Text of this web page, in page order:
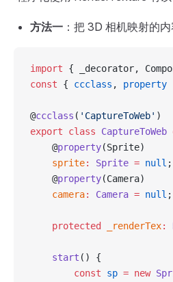
方法一 ：把 3D 相机映射的
import { _decorator,
const { ccclass , property
@ccclass ( 'CaptureToWeb' )
export class CaptureToWeb
    @
property(Sprite)
    sprite
: Sprite = null ;
    @
property(Camera)
    camera
: Camera = null ;
    protected
_renderTex:
    start
() {
        const
sp = new